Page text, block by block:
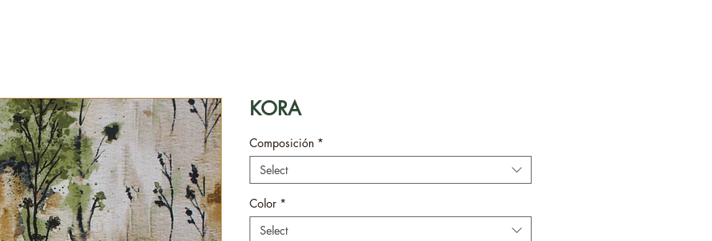
KORA
Composición *
Select
Color *
Select